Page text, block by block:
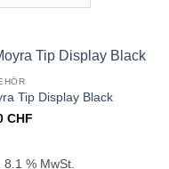
Tip Display Black
CHF
8.1 % MwSt.